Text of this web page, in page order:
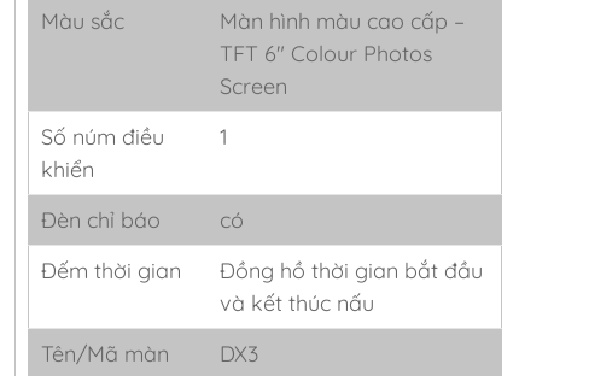
Màu sắc
Màn hình màu cao cấp –
TFT 6″ Colour Photos
Screen
Số núm điều
khiển
1
Đèn chỉ báo
có
Đếm thời gian
Đồng hồ thời gian bắt đầu
và kết thúc nấu
Tên/Mã màn
DX3